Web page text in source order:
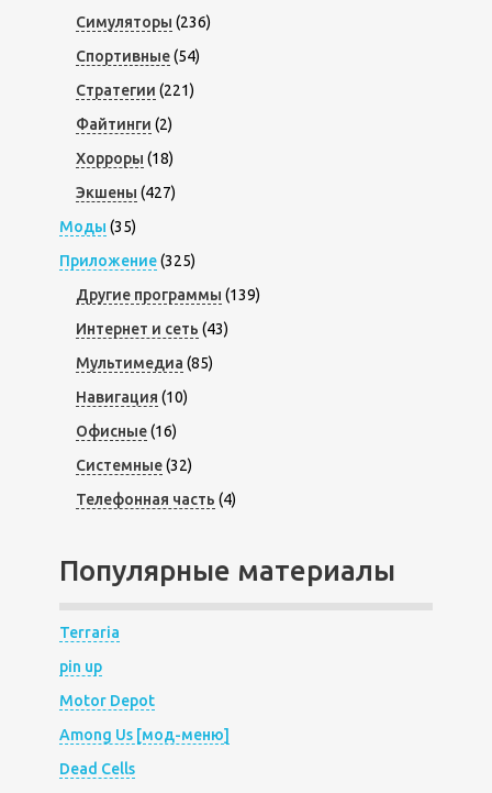
Симуляторы (236)
Спортивные(54)
Стратегии (221)
Файтинги (2)
Хорроры (18)
Экшены (427)
Моды (35)
Приложение(325)
Другие программы (139)
Интернет и сеть (43)
Мультимедиа (85)
Навигация (10)
Офисные(16)
Системные(32)
Телефонная часть (4)
Популярные материалы
Terraria
pin up
Motor Depot
Among Us [мод-меню]
Dead Cells